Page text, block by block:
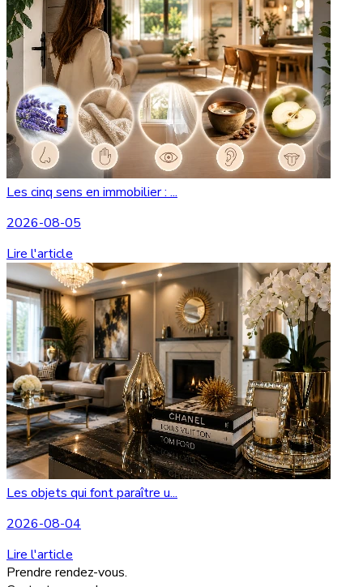
Les cinq sens en immobilier : ...
2026-08-05
Lire l'article
Les objets qui font paraître u...
2026-08-04
Lire l'article
Prendre rendez-vous.